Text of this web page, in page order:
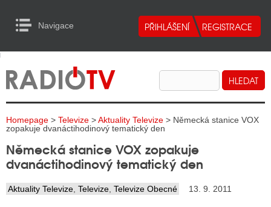
Navigace
RADIA
TELEVIZE
INTERNET
TISK
RADIA
to Content
Homepage > Televize >Aktuality Televize > Německá stanice VOX
zopakuje dvanáctihodinový tematický den
Německá stanice VOX zopakuje
dvanáctihodinový tematický den
Aktuality Televize Televize Televize Obecné 13. 9. 2011